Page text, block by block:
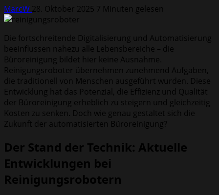
MarcW 28. Oktober 2025 7 Minuten gelesen
Die fortschreitende Digitalisierung und Automatisierung
beeinflussen nahezu alle Lebensbereiche – die
Büroreinigung bildet hier keine Ausnahme.
Reinigungsroboter übernehmen zunehmend Aufgaben,
die traditionell von Menschen ausgeführt wurden. Diese
Entwicklung hat das Potenzial, die Effizienz und Qualität
der Büroreinigung erheblich zu steigern und gleichzeitig
Kosten zu senken. Doch wie genau gestaltet sich die
Zukunft der automatisierten Büroreinigung?
Der Stand der Technik: Aktuelle
Entwicklungen bei
Reinigungsrobotern